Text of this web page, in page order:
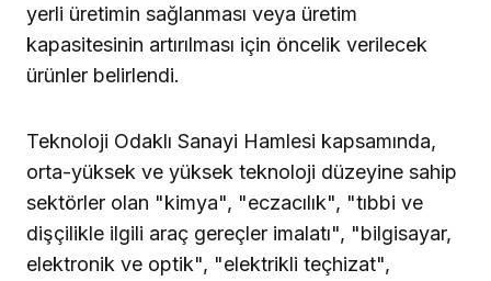
yerli üretimin sağlanması veya üretim
kapasitesinin artırılması için öncelik verilecek
ürünler belirlendi.
Teknoloji Odaklı Sanayi Hamlesi kapsamında,
orta-yüksek ve yüksek teknoloji düzeyine sahip
sektörler olan "kimya", "eczacılık", "tıbbi ve
dişçilikle ilgili araç gereçler imalatı", "bilgisayar,
elektronik ve optik", "elektrikli teçhizat",